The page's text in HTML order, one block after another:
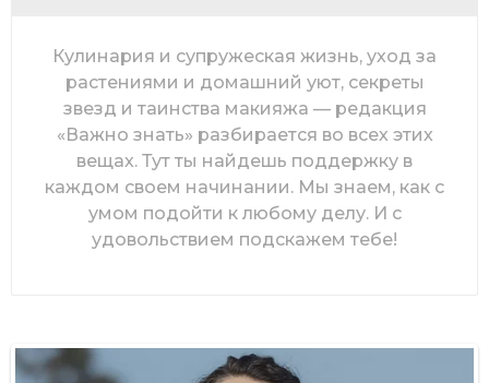
Кулинария и супружеская жизнь, уход за
растениями и домашний уют, секреты
звезд и таинства макияжа — редакция
«Важно знать» разбирается во всех этих
вещах. Тут ты найдешь поддержку в
каждом своем начинании. Мы знаем, как с
умом подойти к любому делу. И с
удовольствием подскажем тебе!